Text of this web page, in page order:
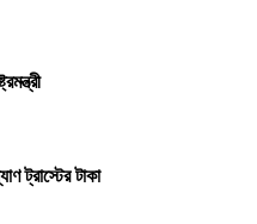
ট্রাস্টের টাকা